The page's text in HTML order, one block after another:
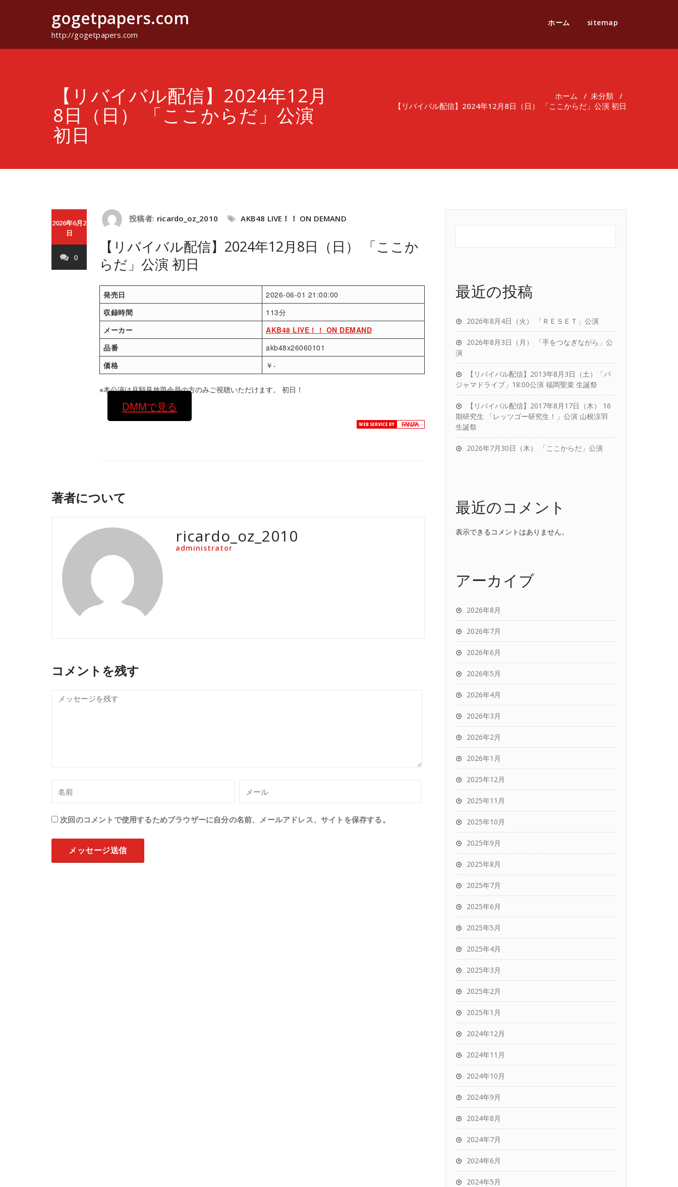
gogetpapers.com
http://gogetpapers.com
ホーム sitemap
【リバイバル配信】2024年12月
8日（日） 「ここからだ」公演
初日
ホーム / 未分類 /
【リバイバル配信】2024年12月8日（日） 「ここからだ」公演 初日
2026年6月2
日
0
投稿者: ricardo_oz_2010 AKB48 LIVE！！ ON DEMAND
【リバイバル配信】2024年12月8日（日） 「ここか
らだ」公演 初日
発売日
2026-06-01 21:00:00
収録時間
113分
メーカー
AKB48 LIVE！！ ON DEMAND
品番
akb48x26060101
価格
￥-
※本公演は月額見放題会員の方のみご視聴いただけます。 初日！
DMMで見る
著者について
ricardo_oz_2010
administrator
コメントを残す
次回のコメントで使用するためブラウザーに自分の名前、メールアドレス、サイトを保存する。
最近の投稿
2026年8月4日（火） 「ＲＥＳＥＴ」公演
2026年8月3日（月） 「手をつなぎながら」公
演
【リバイバル配信】2013年8月3日（土）「パ
ジャマドライブ」18:00公演 福岡聖菜 生誕祭
【リバイバル配信】2017年8月17日（木） 16
期研究生 「レッツゴー研究生！」公演 山根涼羽
生誕祭
2026年7月30日（木） 「ここからだ」公演
最近のコメント
表示できるコメントはありません。
アーカイブ
2026年8月
2026年7月
2026年6月
2026年5月
2026年4月
2026年3月
2026年2月
2026年1月
2025年12月
2025年11月
2025年10月
2025年9月
2025年8月
2025年7月
2025年6月
2025年5月
2025年4月
2025年3月
2025年2月
2025年1月
2024年12月
2024年11月
2024年10月
2024年9月
2024年8月
2024年7月
2024年6月
2024年5月